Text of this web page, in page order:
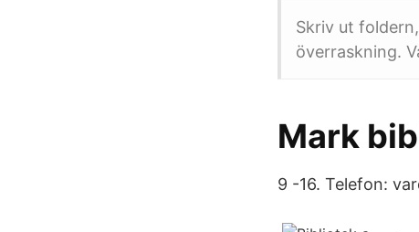
Skriv ut
överraskning.
Mark
9 -16. Telefon: